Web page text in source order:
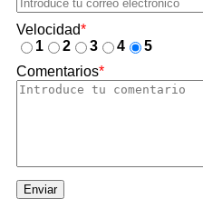
Velocidad*
1
2 3 4
5
Comentarios*
Enviar